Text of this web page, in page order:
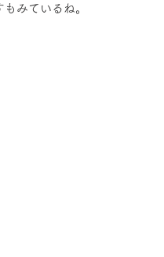
みているね。